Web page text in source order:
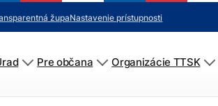
župaNastavenie prístupnosti
Pre občana Organizácie TTSK